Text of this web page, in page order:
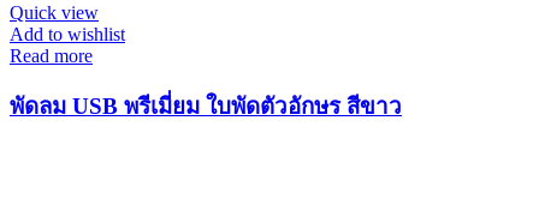
Quick view
Add to wishlist
Read more
พัดลม USB พรีเมี่ยม ใบพัดตัวอักษร สีขาว